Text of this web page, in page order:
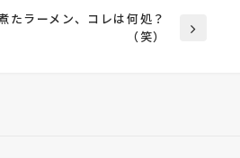
たラーメン、コレは何処？
（笑）